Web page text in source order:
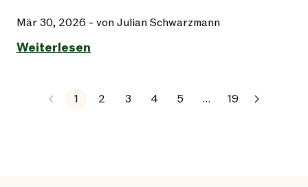
Mär 30, 2026 - von Julian Schwarzmann
Weiterlesen
1 2 3 4 5 … 19